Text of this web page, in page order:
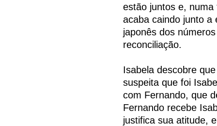
estão juntos e,
acaba caindo junto a
japonês dos
reconciliação.
Isabela descobre
suspeita que foi
com Fernando, que
Fernando recebe
justifica sua atitude,